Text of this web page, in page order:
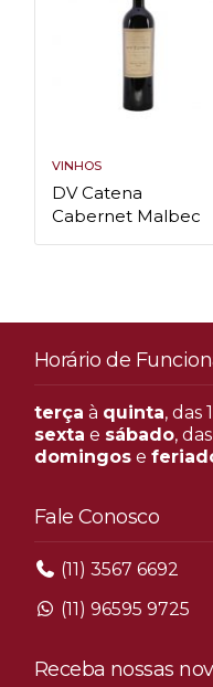
VINHOS
DV Catena
Cabernet Malbec
Horário de
terça à quinta, das
sexta e sábado,
domingose
Fale Conosco
(11) 3567 6692
(11) 96595 9725
Receba nossas